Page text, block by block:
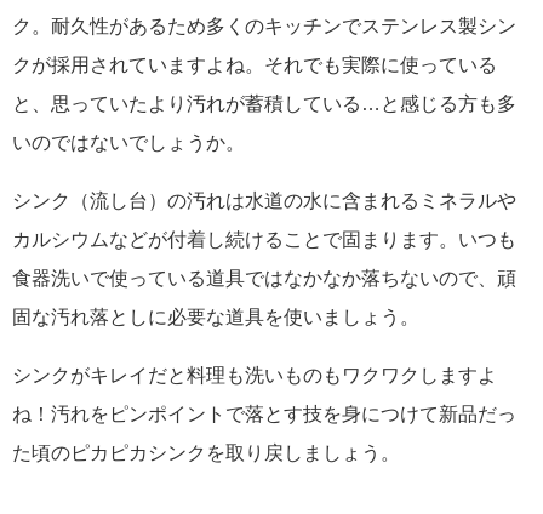
ク。耐久性があるため多くのキッチンでステンレス製シン
クが採用されていますよね。それでも実際に使っている
と、思っていたより汚れが蓄積している…と感じる方も多
いのではないでしょうか。
シンク（流し台）の汚れは水道の水に含まれるミネラルや
カルシウムなどが付着し続けることで固まります。いつも
食器洗いで使っている道具ではなかなか落ちないので、頑
固な汚れ落としに必要な道具を使いましょう。
シンクがキレイだと料理も洗いものもワクワクしますよ
ね！汚れをピンポイントで落とす技を身につけて新品だっ
た頃のピカピカシンクを取り戻しましょう。